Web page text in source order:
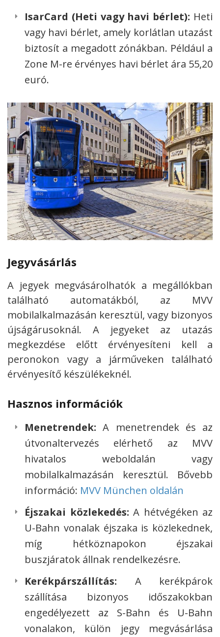
IsarCard (Heti vagy havi bérlet): Heti
vagy havi bérlet, amely korlátlan utazást
biztosít a megadott zónákban. Például a
Zone M-re érvényes havi bérlet ára 55,20
euró.
Jegyvásárlás
A jegyek megvásárolhatók a megállókban
található automatákból, az MVV
mobilalkalmazásán keresztül, vagy bizonyos
újságárusoknál. A jegyeket az utazás
megkezdése előtt érvényesíteni kell a
peronokon vagy a járműveken található
érvényesítő készülékeknél.
Hasznos információk
Menetrendek: A menetrendek és az
útvonaltervezés elérhető az MVV
hivatalos weboldalán vagy
mobilalkalmazásán keresztül. Bővebb
információ: MVV München oldalán
Éjszakai közlekedés: A hétvégéken az
U-Bahn vonalak éjszaka is közlekednek,
míg hétköznapokon éjszakai
buszjáratok állnak rendelkezésre.
Kerékpárszállítás: A kerékpárok
szállítása bizonyos időszakokban
engedélyezett az S-Bahn és U-Bahn
vonalakon, külön jegy megvásárlása